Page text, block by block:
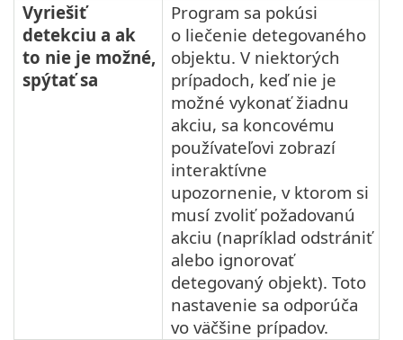
Vyriešiť
detekciu a ak
to nie je možné,
spýtať sa
Program sa pokúsi
o liečenie detegovaného
objektu. V niektorých
prípadoch, keď nie je
možné vykonať žiadnu
akciu, sa koncovému
používateľovi zobrazí
interaktívne
upozornenie, v ktorom si
musí zvoliť požadovanú
akciu (napríklad odstrániť
alebo ignorovať
detegovaný objekt). Toto
nastavenie sa odporúča
vo väčšine prípadov.